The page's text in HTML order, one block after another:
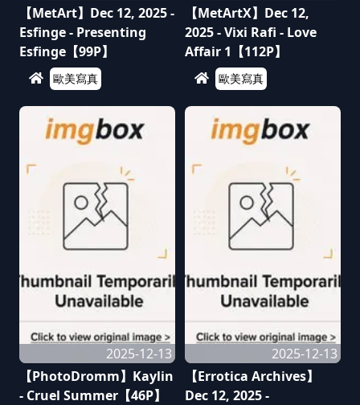
【MetArt】Dec 12, 2025 -
Esfinge - Presenting
Esfinge【99P】
歐美寫真
【MetArtX】Dec 12,
2025 - Vixi Rafi - Love
Affair 1【112P】
歐美寫真
2025-12-13
【PhotoDromm】Kaylin
- Cruel Summer【46P】
2025-12-13
【Errotica Archives】
Dec 12, 2025 -